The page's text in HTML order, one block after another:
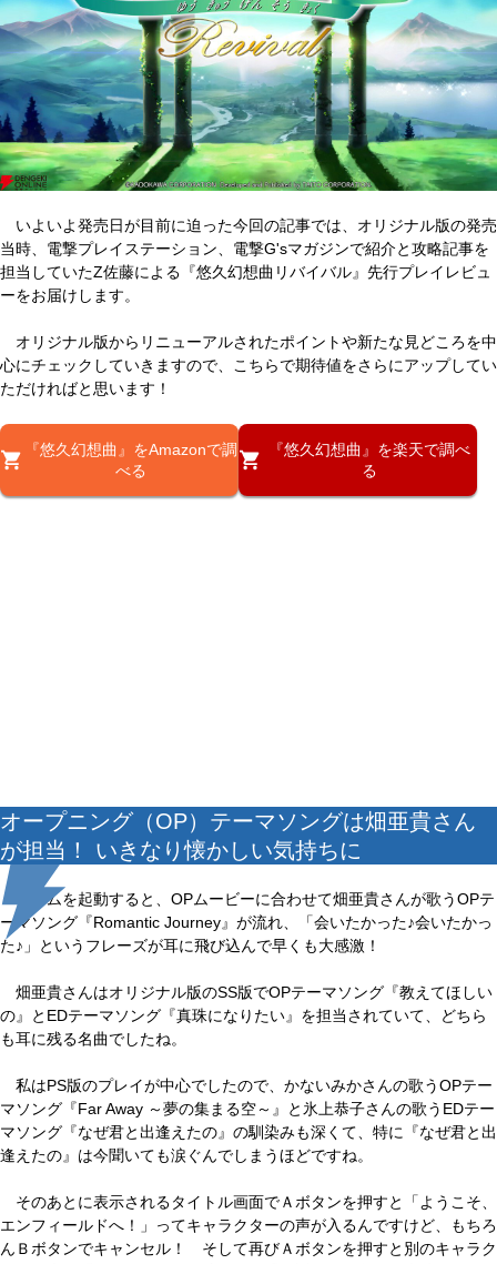
いよいよ発売日が目前に迫った今回の記事では、オリジナル版の発売
当時、電撃プレイステーション、電撃G'sマガジンで紹介と攻略記事を
担当していたZ佐藤による『悠久幻想曲リバイバル』先行プレイレビュ
ーをお届けします。
オリジナル版からリニューアルされたポイントや新たな見どころを中
心にチェックしていきますので、こちらで期待値をさらにアップしてい
ただければと思います！
『悠久幻想曲』をAmazonで調
べる
『悠久幻想曲』を楽天で調べ
る
オープニング（OP）テーマソングは畑亜貴さん
が担当！ いきなり懐かしい気持ちに
ゲームを起動すると、OPムービーに合わせて畑亜貴さんが歌うOPテ
ーマソング『Romantic Journey』が流れ、「会いたかった♪会いたかっ
た♪」というフレーズが耳に飛び込んで早くも大感激！
畑亜貴さんはオリジナル版のSS版でOPテーマソング『教えてほしい
の』とEDテーマソング『真珠になりたい』を担当されていて、どちら
も耳に残る名曲でしたね。
私はPS版のプレイが中心でしたので、かないみかさんの歌うOPテー
マソング『Far Away ～夢の集まる空～』と氷上恭子さんの歌うEDテー
マソング『なぜ君と出逢えたの』の馴染みも深くて、特に『なぜ君と出
逢えたの』は今聞いても涙ぐんでしまうほどですね。
そのあとに表示されるタイトル画面でＡボタンを押すと「ようこそ、
エンフィールドへ！」ってキャラクターの声が入るんですけど、もちろ
んＢボタンでキャンセル！ そして再びＡボタンを押すと別のキャラク